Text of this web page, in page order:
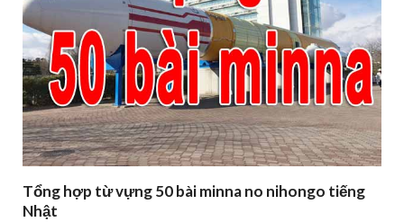
Tổng hợp từ vựng 50 bài minna no nihongo tiếng
Nhật